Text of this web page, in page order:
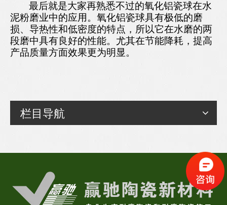
最后就是大家再熟悉不过的氧化铝瓷球在水
泥粉磨业中的应用。氧化铝瓷球具有极低的磨
损、导热性和低密度的特点，所以它在水磨的两
段磨中具有良好的性能。尤其在节能降耗，提高
产品质量方面效果更为明显。
栏目导航